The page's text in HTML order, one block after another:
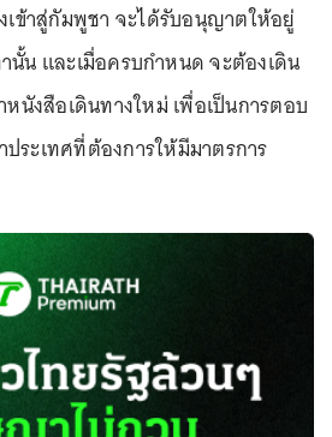
ข้าสู่กัมพูชา จะได้รับอนุญาตให้อยู่
นั้น และเมื่อครบกำหนด จะต้องเดิน
นังสือเดินทางใหม่ เพื่อเป็นการตอบ
ระเทศที่ต้องการให้มีมาตรการ